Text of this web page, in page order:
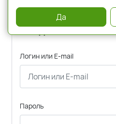
Вход
Логин или E-mail
Пароль
Да